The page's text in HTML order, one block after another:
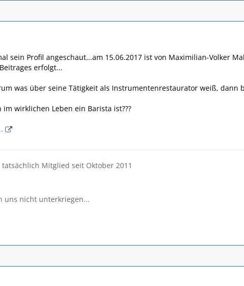
sein Profil angeschaut...am 15.06.2017 ist von Maximilian-Volker
erfolgt...
was über seine Tätigkeit als Instrumentenrestaurator weiß,
wirklichen Leben ein Barista ist???
Mitglied seit Oktober 2011
uns nicht unterkriegen...